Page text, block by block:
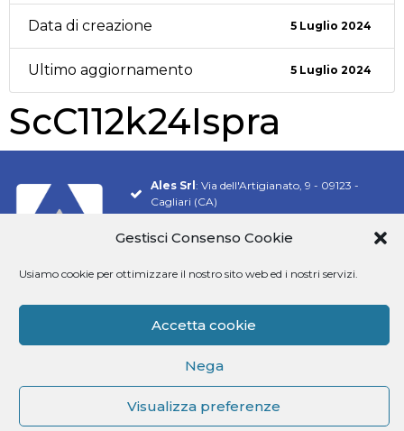
Gestisci Consenso Cookie
Usiamo cookie per ottimizzare il nostro sito web ed i nostri servizi.
Accetta cookie
Nega
Visualizza preferenze
Data di creazione 5 Luglio 2024
Ultimo aggiornamento 5 Luglio 2024
ScC112k24Ispra
Ales Srl : Via dell'Artigianato, 9 - 09123 -
Cagliari (CA)
Pec:alesconcorsi@legalmail.it
Siamo presenti su